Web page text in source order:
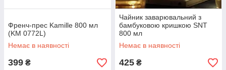
Френч-прес Kamille 800 мл
(KM 0772L)
Немає в наявності
399 ₴
Чайник заварювальний з
бамбуковою кришкою SNT
800 мл
Немає в наявності
425 ₴